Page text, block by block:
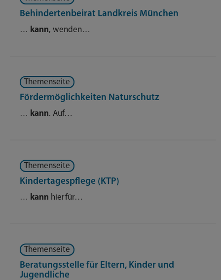
Behindertenbeirat Landkreis München
… kann, wenden…
Themenseite
Fördermöglichkeiten Naturschutz
… kann. Auf…
Themenseite
Kindertagespflege (KTP)
… kann hierfür…
Themenseite
Beratungsstelle für Eltern, Kinder und
Jugendliche